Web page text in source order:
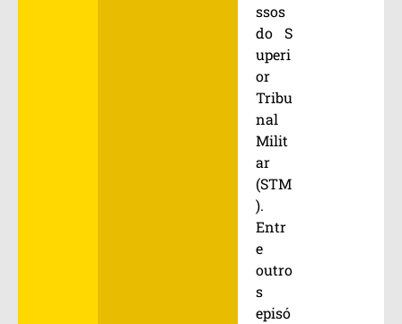
ssos
do S
uperi
or
Tribu
nal
Milit
ar
(STM
).
Entr
e
outro
s
episó